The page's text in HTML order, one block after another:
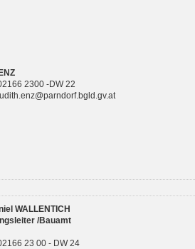
2300 -DW 22
WALLENTICH
/Bauamt
23 00 - DW 24